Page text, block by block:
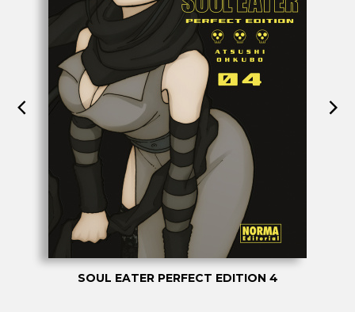
SOUL EATER PERFECT EDITION 4